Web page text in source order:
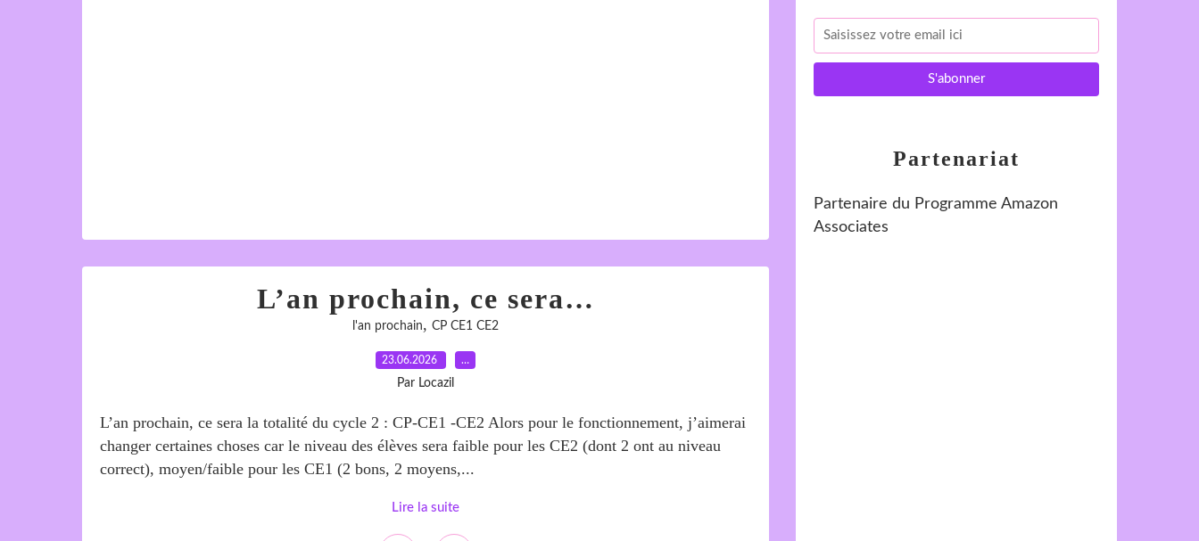
L’an prochain, ce sera…
l'an prochain, CP CE1 CE2
23.06.2026 …
Par Locazil
L’an prochain, ce sera la totalité du cycle 2 : CP-CE1 -CE2 Alors pour le fonctionnement, j’aimerai
changer certaines choses car le niveau des élèves sera faible pour les CE2 (dont 2 ont au niveau
correct), moyen/faible pour les CE1 (2 bons, 2 moyens,...
Lire la suite
Partenariat
Partenaire du Programme Amazon
Associates